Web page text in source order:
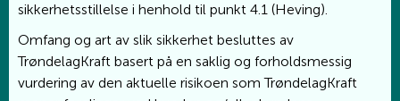
sikkerhetsstillelse i henhold til punkt 4.1 (Heving).
Omfang og art av slik sikkerhet besluttes av
TrøndelagKraft basert på en saklig og forholdsmessig
vurdering av den aktuelle risikoen som TrøndelagKraft